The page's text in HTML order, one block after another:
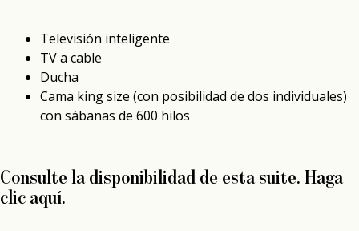
Televisión inteligente
TV a cable
Ducha
Cama king size (con posibilidad de dos individuales)
con sábanas de 600 hilos
Consulte la disponibilidad de esta suite. Haga
clic aquí.